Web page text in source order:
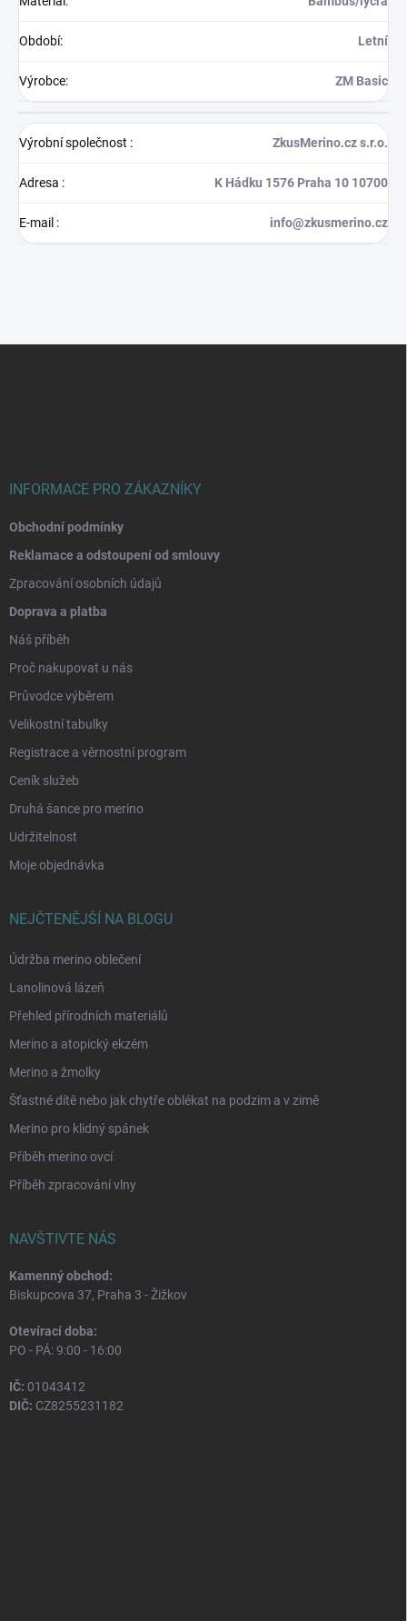
Období: Letní
Výrobce: ZM Basic
Výrobní společnost : ZkusMerino.cz s.r.o.
Adresa : K Hádku 1576 Praha 10 10700
E-mail : info@zkusmerino.cz
INFORMACE PRO ZÁKAZNÍKY
Obchodní podmínky
Reklamace a odstoupení od smlouvy
Zpracování osobních údajů
Doprava a platba
Náš příběh
Proč nakupovat u nás
Průvodce výběrem
Velikostní tabulky
Registrace a věrnostní program
Ceník služeb
Druhá šance pro merino
Udržitelnost
Moje objednávka
NEJČTENĚJŠÍ NA BLOGU
Údržba merino oblečení
Lanolinová lázeň
Přehled přírodních materiálů
Merino a atopický ekzém
Merino a žmolky
Šťastné dítě nebo jak chytře oblékat na podzim a v zimě
Merino pro klidný spánek
Příběh merino ovcí
Příběh zpracování vlny
NAVŠTIVTE NÁS
Kamenný obchod:
Biskupcova 37, Praha 3 - Žižkov
Otevírací doba:
PO - PÁ: 9:00 - 16:00
IČ: 01043412
DIČ: CZ8255231182